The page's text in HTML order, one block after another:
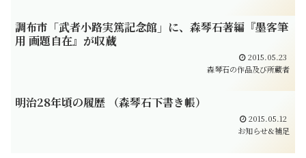
調布市「武者小路実篤記念館」に、森琴石著編『墨客筆
用 画題自在』が収蔵
2015.05.23
森琴石の作品及び所蔵者
明治28年頃の履歴 （森琴石下書き帳）
2015.05.12
お知らせ&補足